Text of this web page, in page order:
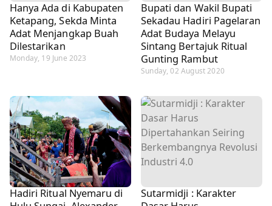
Hanya Ada di Kabupaten
Ketapang, Sekda Minta
Adat Menjangkap Buah
Dilestarikan
Monday, 19 June 2023
Bupati dan Wakil Bupati
Sekadau Hadiri Pagelaran
Adat Budaya Melayu
Sintang Bertajuk Ritual
Gunting Rambut
Sunday, 02 August 2020
Hadiri Ritual Nyemaru di
Sutarmidji : Karakter